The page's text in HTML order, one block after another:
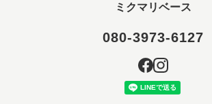
ミクマリベース
080-3973-6127